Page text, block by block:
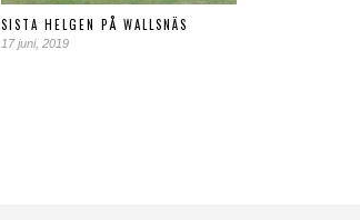
SISTA HELGEN PÅ WALLSNÄS
17 juni, 2019